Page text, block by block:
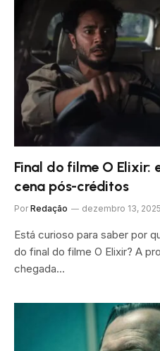
Final do filme O Elixir:
cena pós-créditos
Por Redação dezembro 13, 2025
Está curioso para saber por
do final do filme O Elixir? A
chegada…